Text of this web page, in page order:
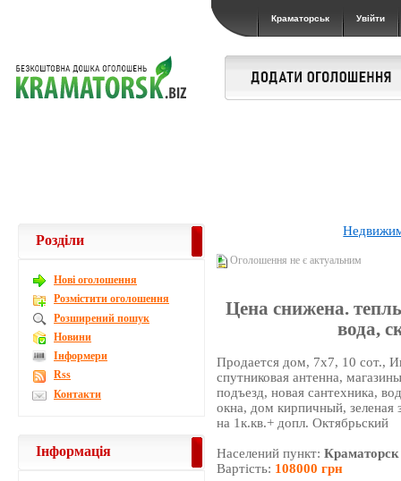
Краматорськ Увійти
Оголошення не є актуальним
Цена снижена.
вода,
Продается дом, 7х7, 10 сот.,
спутниковая антенна,
подъезд, новая сантехника,
окна, дом кирпичный, зеленая
на 1к.кв.+ допл. Октябрьский
Населений пункт:Краматорск
Вартість: 108000 грн
Розділи
Новi оголошення
Розмістити оголошення
Розширений пошук
Новини
Інформери
Rss
Контакти
Інформація